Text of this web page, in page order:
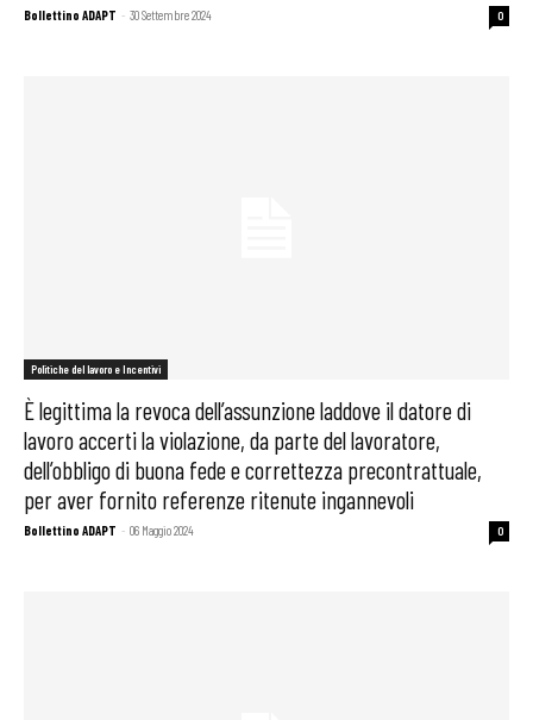
Bollettino ADAPT - 30 Settembre 2024 0
Politiche del lavoro e Incentivi
È legittima la revoca dell’assunzione laddove il datore di
lavoro accerti la violazione, da parte del lavoratore,
dell’obbligo di buona fede e correttezza precontrattuale,
per aver fornito referenze ritenute ingannevoli
Bollettino ADAPT - 06 Maggio 2024 0